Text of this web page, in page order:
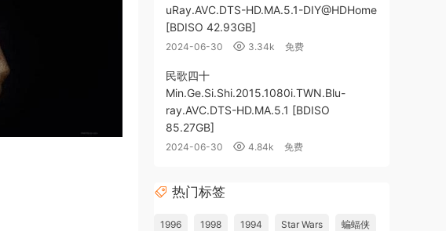
uRay.AVC.DTS-HD.MA.5.1-DIY@HDHome
[BDISO 42.93GB]
2024-06-30 3.34k 免费
民歌四十
Min.Ge.Si.Shi.2015.1080i.TWN.Blu-
ray.AVC.DTS-HD.MA.5.1 [BDISO
85.27GB]
2024-06-30 4.84k 免费
热门标签
1996 1998 1994 Star Wars 蝙蝠侠